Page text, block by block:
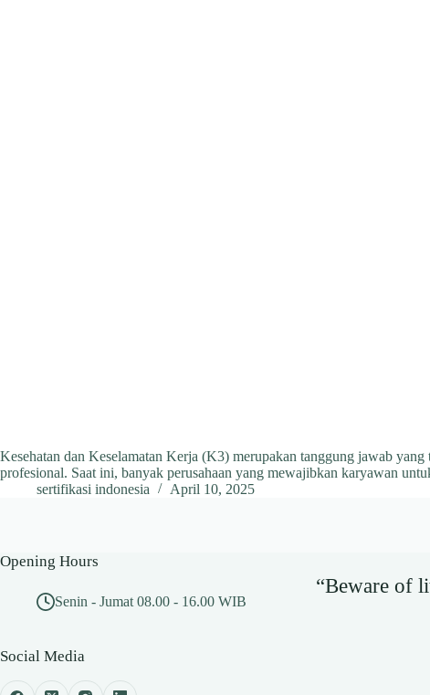
Kesehatan dan Keselamatan Kerja (K3) merupakan tanggung jawab
profesional. Saat ini, banyak perusahaan yang mewajibkan karyawan
sertifikasi indonesia
April 10, 2025
Opening Hours
Senin - Jumat 08.00 - 16.00 WIB
Social Media
“Beware of